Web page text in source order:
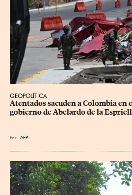
GEOPOLÍTICA
Atentados sacuden a Colombia en
gobierno de Abelardo de la
Por AFP